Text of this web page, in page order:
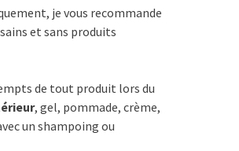
je vous recommande
et sans produits
de tout produit lors du
, gel, pommade, crème,
un shampoing ou